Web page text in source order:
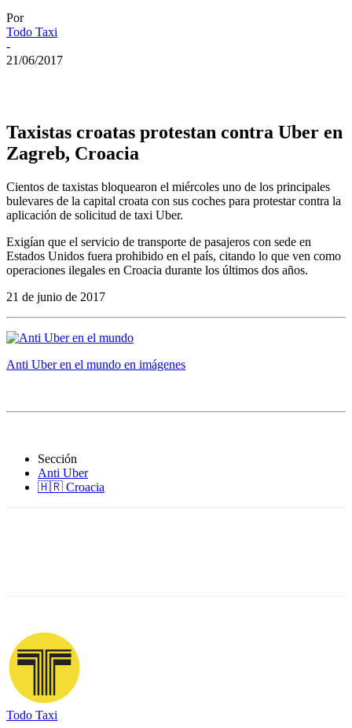
Por
Todo Taxi
-
21/06/2017
Taxistas croatas protestan contra Uber en
Zagreb, Croacia
Cientos de taxistas bloquearon el miércoles uno de los principales
bulevares de la capital croata con sus coches para protestar contra la
aplicación de solicitud de taxi Uber.
Exigían que el servicio de transporte de pasajeros con sede en
Estados Unidos fuera prohibido en el país, citando lo que ven como
operaciones ilegales en Croacia durante los últimos dos años.
21 de junio de 2017
Anti Uber en el mundo en imágenes
Sección
Anti Uber
🇭🇷 Croacia
Todo Taxi